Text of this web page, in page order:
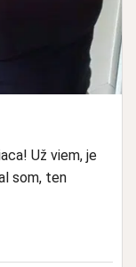
Už viem, je
som, ten